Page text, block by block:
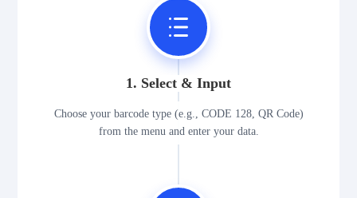
1. Select & Input
Choose your barcode type (e.g., CODE 128, QR Code)
from the menu and enter your data.